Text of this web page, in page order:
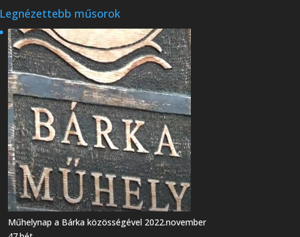
Legnézettebb műsorok
Műhelynap a Bárka közösségével 2022.november